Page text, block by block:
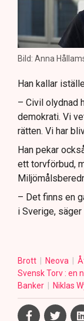
Bild: Anna
Han kallar
– Civil olydnad
demokrati. Vi
rätten. Vi har
Han pekar
ett torvförbud,
– Det finns en
i Sverige, säger
Brott Neova
Svensk Torv : en
Banker
Niklas